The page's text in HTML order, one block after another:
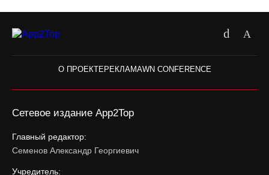
О ПРОЕКТЕРЕКЛАМАWN CONFERENCE
Сетевое издание App2Top
Главный редактор:
Семенов Александр Георгиевич
Учредитель: